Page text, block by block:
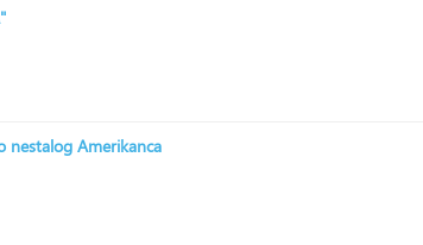
nestalog Amerikanca